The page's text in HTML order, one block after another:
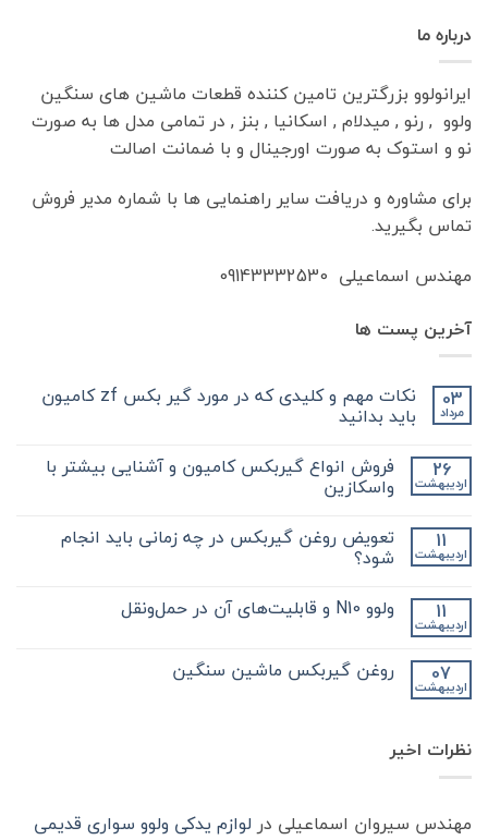
درباره ما
ایرانولوو بزرگترین تامین کننده قطعات ماشین های سنگین
ولوو , رنو , میدلام , اسکانیا , بنز , در تمامی مدل ها به صورت
نو و استوک به صورت اورجینال و با ضمانت اصالت
برای مشاوره و دریافت سایر راهنمایی ها با شماره مدیر فروش
تماس بگیرید.
مهندس اسماعیلی 09143332530
آخرین پست ها
03
مرداد
نکات مهم و کلیدی که در مورد گیر بکس zf کامیون
باید بدانید
دیدگاهی
نکات
مهم
کلیدی
در
مورد
بکس
کامیون
باید
نشده 26
اردیبهشت
فروش انواع گیربکس کامیون و آشنایی بیشتر با
واسکازین
برای
فروش
انواع
و
آشنایی
واسکازین
ثبت
نشده 11
اردیبهشت
تعویض روغن گیربکس در چه زمانی باید انجام
شود؟
برای
تعویض
در
چه
ثبت
نشده 11
اردیبهشت
ولوو N10 و قابلیت‌های آن در حمل‌ونقل
ولوو
N10
حمل‌ونقل
ثبت
نشده 07
اردیبهشت
روغن گیربکس ماشین سنگین
گیربکس
ماشیننظرات اخیر
مهندس سیروان اسماعیلی در لوازم یدکی ولوو سواری قدیمی